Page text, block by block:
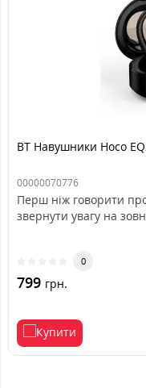
BT Навушники Hoco
00000070776
Перш ніж говорити
звернути увагу на
0
799 грн.